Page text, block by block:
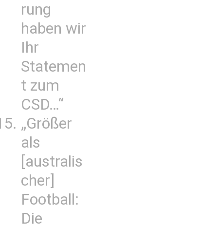
rung
haben wir
Ihr
Statemen
t zum
CSD…“
„Größer
als
[australis
cher]
Football:
Die